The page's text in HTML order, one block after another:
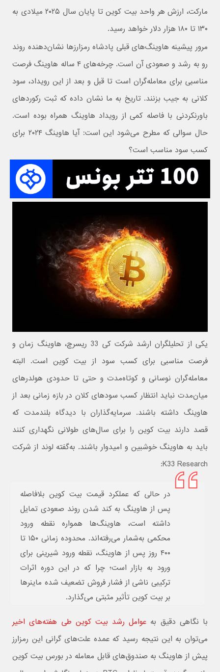
مارکت، ارزش هر واحد بیت کوین تا پایان سال ۲۰۲۵ میلادی به
۱۳۰ تا ۱۸۰ هزار دلار خواهد رسید.
مرور پیشینه هاوینگ‌های قبلی پادشاه رمزارزها نشان‌دهنده روند
رو به رشد و صعودی آن است. چرخه‌های ۴ ساله هاوینگ فرصت
مناسبی برای معامله‌گران است تا قبل و بعد از این رویداد، سود
کلانی به جیب بزنند. تاریخ به ما نشان داده که ثبت رکوردهای
باورنکردنی با فاصله کمی از رویداد هاوینگ همراه بوده است.
حال سوالی که مطرح می‌شود این است: آیا هاوینگ ۲۰۲۴ برای
کسب سود مناسب است؟
یکی از تحلیلگران ارشد شرکت کی 33 ریسرچ، هاوینگ زمان و
فرصت مناسبی برای کسب سود از بیت کوین است. البته
معامله‌گران نوسانی و کوتاه‌مدت و حتی تا حدودی هولدرهای
میان‌مدت نباید انتظار کسب سودهای کلان در بازه زمانی بعد از
هاوینگ داشته باشند. سرمایه‌گذاران با دیدگاه بلندمدت که
قصد دارند بیت کوین را برای سال‌های طولانی نگهداری کنند
باید به هاوینگ خوشبین و امیدوار باشند. به‌گفته لوند از شرکت
K33 Research:
در حالی که عملکرد قیمت بیت کوین بلافاصله
پس از هاوینگ به کند شدن روند صعودی تمایل
داشته است، هاوینگ‌ها همواره نقطه ورود
محکمی به‌شمار می‌رفته‌اند. محدوده زمانی ۱۵۰ تا
۴۰۰ روز پس از هاوینگ، نقطه ورود شیرینی برای
ورود به بازار است؛ چرا که در این دوره اثرات
ترکیبی ناشی از فشار فروش تضعیف شده ماینرها
بر بیت کوین تأثیر مثبتی می‌گذارد.
با نگاهی دقیق به عوامل رشد بیت کوین طی هفته‌های اخیر
می‌توان به این نتیجه رسید که عمده علت‌های گرانی این رمزارز
پیش از هاوینگ به صندوق‌های قابل معامله در بورس بیت کوین